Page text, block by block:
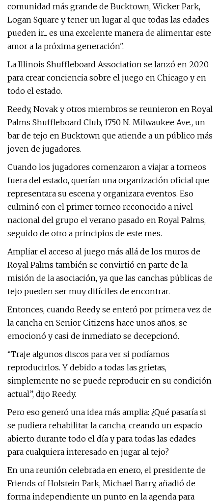
comunidad más grande de Bucktown, Wicker Park,
Logan Square y tener un lugar al que todas las edades
pueden ir... es una excelente manera de alimentar este
amor a la próxima generación".
La Illinois Shuffleboard Association se lanzó en 2020
para crear conciencia sobre el juego en Chicago y en
todo el estado.
Reedy, Novak y otros miembros se reunieron en Royal
Palms Shuffleboard Club, 1750 N. Milwaukee Ave., un
bar de tejo en Bucktown que atiende a un público más
joven de jugadores.
Cuando los jugadores comenzaron a viajar a torneos
fuera del estado, querían una organización oficial que
representara su escena y organizara eventos. Eso
culminó con el primer torneo reconocido a nivel
nacional del grupo el verano pasado en Royal Palms,
seguido de otro a principios de este mes.
Ampliar el acceso al juego más allá de los muros de
Royal Palms también se convirtió en parte de la
misión de la asociación, ya que las canchas públicas de
tejo pueden ser muy difíciles de encontrar.
Entonces, cuando Reedy se enteró por primera vez de
la cancha en Senior Citizens hace unos años, se
emocionó y casi de inmediato se decepcionó.
“Traje algunos discos para ver si podíamos
reproducirlos. Y debido a todas las grietas,
simplemente no se puede reproducir en su condición
actual”, dijo Reedy.
Pero eso generó una idea más amplia: ¿Qué pasaría si
se pudiera rehabilitar la cancha, creando un espacio
abierto durante todo el día y para todas las edades
para cualquiera interesado en jugar al tejo?
En una reunión celebrada en enero, el presidente de
Friends of Holstein Park, Michael Barry, añadió de
forma independiente un punto en la agenda para